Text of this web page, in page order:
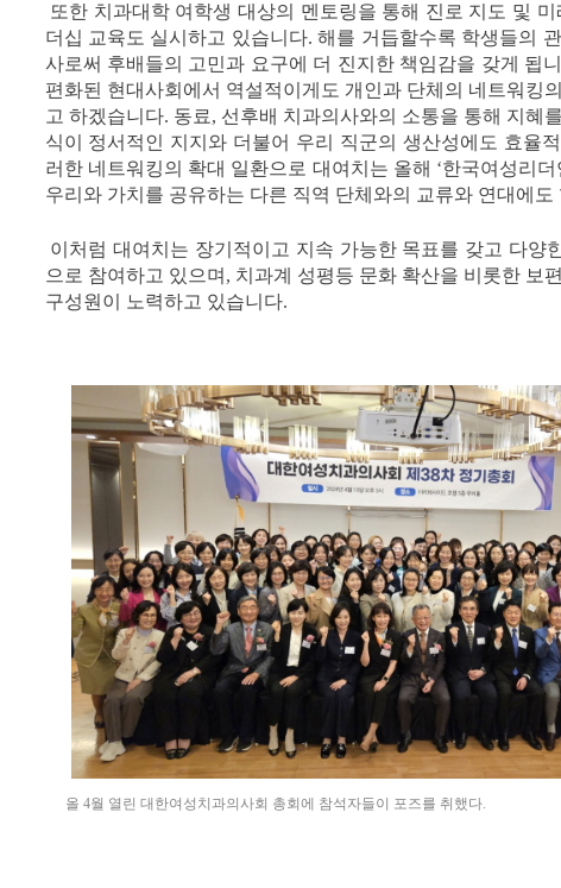
또한 치과대학 여학생 대상의 멘토링을 통해 진로 지도 및
더십 교육도 실시하고 있습니다. 해를 거듭할수록 학생들의
사로써 후배들의 고민과 요구에 더 진지한 책임감을 갖게 됩
편화된 현대사회에서 역설적이게도 개인과 단체의 네트워킹
고 하겠습니다. 동료, 선후배 치과의사와의 소통을 통해 지혜
식이 정서적인 지지와 더불어 우리 직군의 생산성에도 효율
러한 네트워킹의 확대 일환으로 대여치는 올해 ‘한국여성리
우리와 가치를 공유하는 다른 직역 단체와의 교류와 연대에도
이처럼 대여치는 장기적이고 지속 가능한 목표를 갖고 다양
으로 참여하고 있으며, 치과계 성평등 문화 확산을 비롯한 보
구성원이 노력하고 있습니다.
올 4월 열린 대한여성치과의사회 총회에 참석자들이 포즈를 취했다.